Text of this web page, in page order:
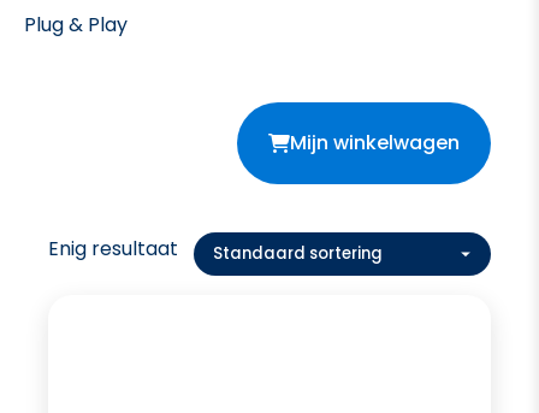
Plug & Play
Mijn winkelwagen
Enig resultaat